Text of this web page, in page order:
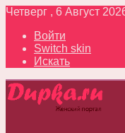
Четверг , 6 Август
Войти
Switch skin
Искать